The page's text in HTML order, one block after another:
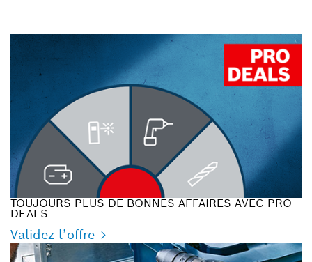
TOUJOURS PLUS DE BONNES AFFAIRES AVEC PRO
DEALS
Validez l’offre